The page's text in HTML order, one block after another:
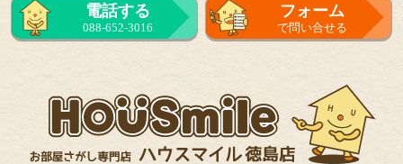
電話する
088-652-3016
フォーム
で問い合せる